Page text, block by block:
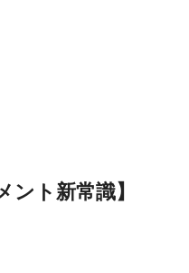
ト新常識】